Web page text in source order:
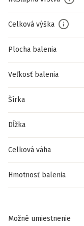
Celková výška
Plocha balenia
Veľkosť balenia
Šírka
Dĺžka
Celková váha
Hmotnosť balenia
Možné umiestnenie